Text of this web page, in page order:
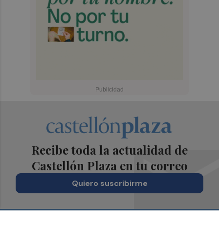
Recibe toda la actualidad de
Castellón Plaza en tu correo
Quiero suscribirme